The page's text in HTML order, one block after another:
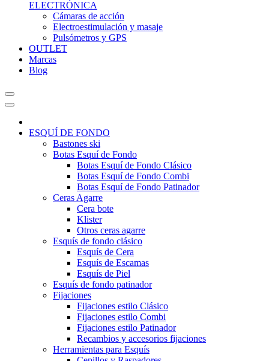
ELECTRÓNICA
Cámaras de acción
Electroestimulación y masaje
Pulsómetros y GPS
OUTLET
Marcas
Blog
ESQUÍ DE FONDO
Bastones ski
Botas Esquí de Fondo
Botas Esquí de Fondo Clásico
Botas Esquí de Fondo Combi
Botas Esquí de Fondo Patinador
Ceras Agarre
Cera bote
Klister
Otros ceras agarre
Esquís de fondo clásico
Esquís de Cera
Esquís de Escamas
Esquís de Piel
Esquís de fondo patinador
Fijaciones
Fijaciones estilo Clásico
Fijaciones estilo Combi
Fijaciones estilo Patinador
Recambios y accesorios fijaciones
Herramientas para Esquís